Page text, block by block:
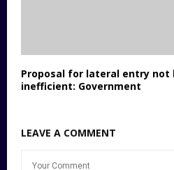
Proposal for lateral entry not
inefficient: Government
LEAVE A COMMENT